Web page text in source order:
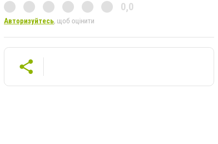
0,0
Авторизуйтесь, щоб оцінити